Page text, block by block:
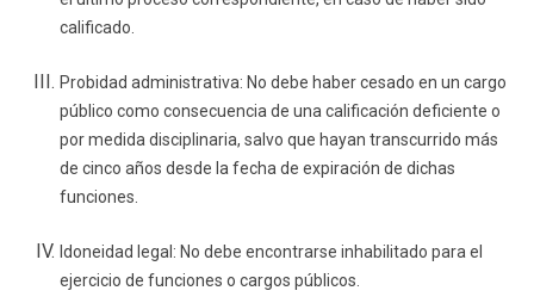
calificado.
Probidad administrativa: No debe haber cesado en un cargo
público como consecuencia de una calificación deficiente o
por medida disciplinaria, salvo que hayan transcurrido más
de cinco años desde la fecha de expiración de dichas
funciones.
Idoneidad legal: No debe encontrarse inhabilitado para el
ejercicio de funciones o cargos públicos.